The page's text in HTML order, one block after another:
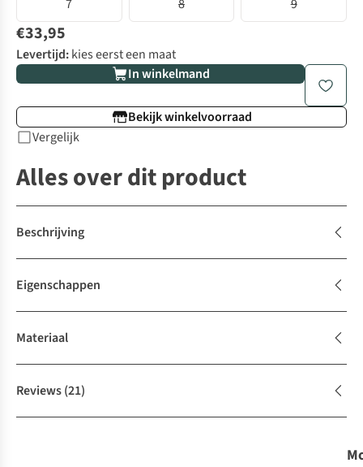
7
8 9
€33,95
Levertijd:kies eerst een maat
In winkelmand
Bekijk winkelvoorraad
Vergelijk
Alles over dit product
Beschrijving
Eigenschappen
Materiaal
Reviews(21)